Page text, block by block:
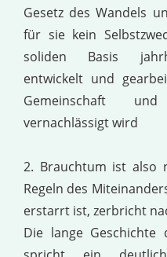
Gesetz des Wandels
für sie kein
soliden Basis
entwickelt und
Gemeinschaft
vernachlässigt wird
2. Brauchtum ist also
Regeln des
erstarrt ist, zerbricht
Die lange Geschichte